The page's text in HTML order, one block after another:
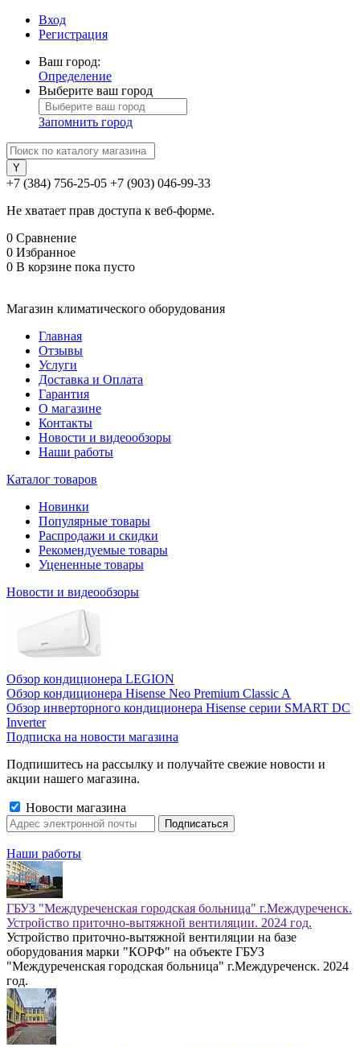
Вход
Регистрация
Ваш город:
Определение
Выберите ваш город
Запомнить город
+7 (384) 756-25-05 +7 (903) 046-99-33
Не хватает прав доступа к веб-форме.
0 Сравнение
0 Избранное
0 В корзине пока пусто
Магазин климатического оборудования
Главная
Отзывы
Услуги
Доставка и Оплата
Гарантия
О магазине
Контакты
Новости и видеообзоры
Наши работы
Каталог товаров
Новинки
Популярные товары
Распродажи и скидки
Рекомендуемые товары
Уцененные товары
Новости и видеообзоры
Обзор кондиционера LEGION
Обзор кондиционера Hisense Neo Premium Classic A
Обзор инверторного кондиционера Hisense серии SMART DC
Inverter
Подписка на новости магазина
Подпишитесь на рассылку и получайте свежие новости и
акции нашего магазина.
Новости магазина
Наши работы
ГБУЗ "Междуреченская городская больница" г.Междуреченск.
Устройство приточно-вытяжной вентиляции. 2024 год.
Устройство приточно-вытяжной вентиляции на базе
оборудования марки "КОРФ" на объекте ГБУЗ
"Междуреченская городская больница" г.Междуреченск. 2024
год.